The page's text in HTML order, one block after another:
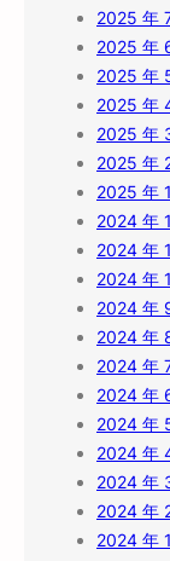
2025 年
2025 年
2025 年
2025 年
2025 年
2025 年
2025 年
2024 年
2024 年
2024 年
2024 年
2024 年
2024 年
2024 年
2024 年
2024 年
2024 年
2024 年
2024 年